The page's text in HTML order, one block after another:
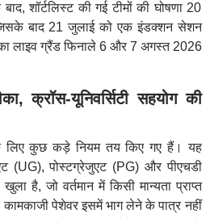
शॉर्टलिस्ट की गई टीमों की घोषणा 20
बाद 21 जुलाई को एक इंडक्शन सेशन
का लाइव ग्रैंड फिनाले 6 और 7 अगस्त 2026
क्रॉस-यूनिवर्सिटी सहयोग की
लिए कुछ कड़े नियम तय किए गए हैं। यह
(UG), पोस्टग्रेजुएट (PG) और पीएचडी
है, जो वर्तमान में किसी मान्यता प्राप्त
कामकाजी पेशेवर इसमें भाग लेने के पात्र नहीं